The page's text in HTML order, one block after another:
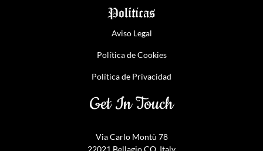
Políticas
Aviso Legal
Política de Cookies
Política de Privacidad
Get In Touch
Via Carlo Montù 78
22021 Bellagio CO, Italy